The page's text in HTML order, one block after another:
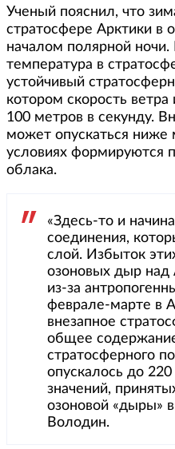
Ученый пояснил, что
стратосфере Арктики в
началом полярной
температура в
устойчивый
котором скорость
100 метров в секунду.
может опускаться ниже
условиях формируются
облака.
«Здесь-то и
соединения,
слой. Избыток
озоновых дыр над
из-за
феврале-марте в
внезапное
общее
стратосферного
опускалось до
значений,
озоновой «дыры»
Володин.